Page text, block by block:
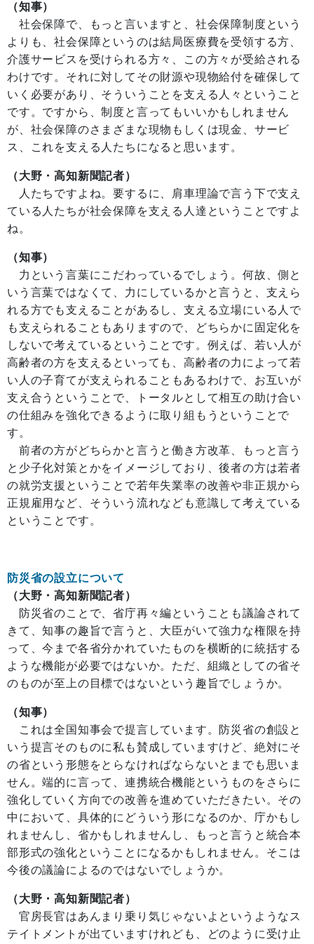
（知事）
社会保障で、もっと言いますと、社会保障制度という
よりも、社会保障というのは結局医療費を受領する方、
介護サービスを受けられる方々、この方々が受給される
わけです。それに対してその財源や現物給付を確保して
いく必要があり、そういうことを支える人々ということ
です。ですから、制度と言ってもいいかもしれません
が、社会保障のさまざまな現物もしくは現金、サービ
ス、これを支える人たちになると思います。
（大野・高知新聞記者）
人たちですよね。要するに、肩車理論で言う下で支え
ている人たちが社会保障を支える人達ということですよ
ね。
（知事）
力という言葉にこだわっているでしょう。何故、側と
いう言葉ではなくて、力にしているかと言うと、支えら
れる方でも支えることがあるし、支える立場にいる人で
も支えられることもありますので、どちらかに固定化を
しないで考えているということです。例えば、若い人が
高齢者の方を支えるといっても、高齢者の力によって若
い人の子育てが支えられることもあるわけで、お互いが
支え合うということで、トータルとして相互の助け合い
の仕組みを強化できるように取り組もうということで
す。
前者の方がどちらかと言うと働き方改革、もっと言う
と少子化対策とかをイメージしており、後者の方は若者
の就労支援ということで若年失業率の改善や非正規から
正規雇用など、そういう流れなども意識して考えている
ということです。
防災省の設立について
（大野・高知新聞記者）
防災省のことで、省庁再々編ということも議論されて
きて、知事の趣旨で言うと、大臣がいて強力な権限を持
って、今まで各省分かれていたものを横断的に統括する
ような機能が必要ではないか。ただ、組織としての省そ
のものが至上の目標ではないという趣旨でしょうか。
（知事）
これは全国知事会で提言しています。防災省の創設と
いう提言そのものに私も賛成していますけど、絶対にそ
の省という形態をとらなければならないとまでも思いま
せん。端的に言って、連携統合機能というものをさらに
強化していく方向での改善を進めていただきたい。その
中において、具体的にどういう形になるのか、庁かもし
れませんし、省かもしれませんし、もっと言うと統合本
部形式の強化ということになるかもしれません。そこは
今後の議論によるのではないでしょうか。
（大野・高知新聞記者）
官房長官はあんまり乗り気じゃないよというようなス
テイトメントが出ていますけれども、どのように受け止